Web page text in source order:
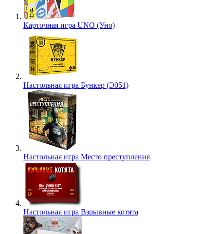
Карточная игра UNO (Уно)
Настольная игра Бункер (Э051)
Настольная игра Место преступления
Настольная игра Взрывные котята